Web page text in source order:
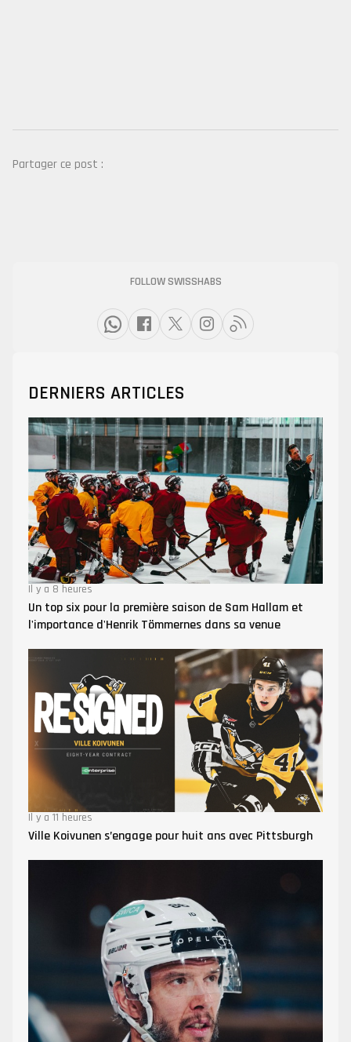
Partager ce post :
FOLLOW SWISSHABS
DERNIERS ARTICLES
Il y a 8 heures
Un top six pour la première saison de Sam Hallam et
l'importance d'Henrik Tömmernes dans sa venue
Il y a 11 heures
Ville Koivunen s’engage pour huit ans avec Pittsburgh